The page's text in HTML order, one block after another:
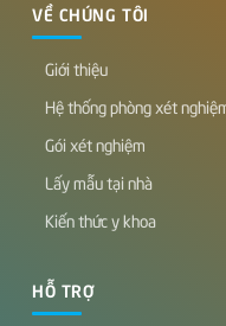
VỀ CHÚNG TÔI
Giới thiệu
Hệ thống phòng xét
Gói xét nghiệm
Lấy mẫu tại nhà
Kiến thức y khoa
HỖ TRỢ